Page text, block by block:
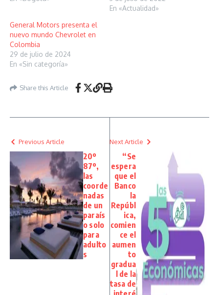
En «Actualidad»
General Motors presenta el
nuevo mundo Chevrolet en
Colombia
29 de julio de 2024
En «Sin categoría»
Share this Article
Previous Article
20º
87º,
las
coorde
nadas
de un
paraís
o solo
para
adulto
s
Next Article
“Se
espera
que el
Banco
la
Repúbl
ica,
comien
ce el
aumen
to
gradua
l de la
tasa de